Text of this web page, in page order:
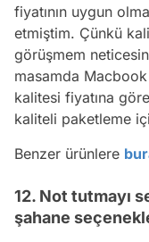
fiyatının uygun
etmiştim. Çünkü
görüşmem
masamda
kalitesi fiyatına
kaliteli paketleme
Benzer ürünlere
12. Not tutmayı
şahane